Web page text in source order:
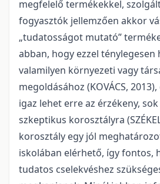
megfelelő termékekkel,
fogyasztók jellemzően akkor
„tudatosságot mutató”
abban, hogy ezzel ténylegesen
valamilyen környezeti vagy
megoldásához (KOVÁCS,
igaz lehet erre az érzékeny,
szkeptikus korosztályra
korosztály egy jól
iskolában elérhető, így fontos,
tudatos cselekvéshez